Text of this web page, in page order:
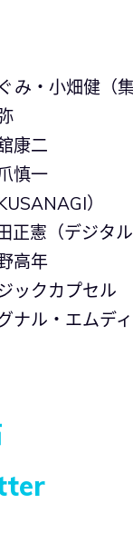
み・小畑健（
康二
慎一
）
正憲（デジタ
高年
ックカプセル
ナル・エムディ